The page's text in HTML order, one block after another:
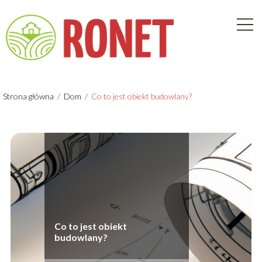
Strona główna / Dom / Co to jest obiekt budowlany?
Co to jest obiekt
budowlany?